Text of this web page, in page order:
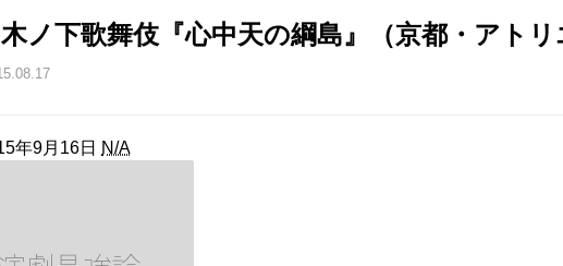
木ノ下歌舞伎『心中天の綱島』（京都・アトリ
年9月16日 N/A